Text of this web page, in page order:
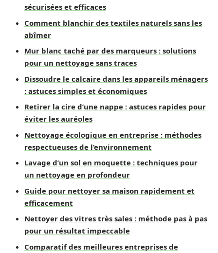
sécurisées et efficaces
Comment blanchir des textiles naturels sans les
abîmer
Mur blanc taché par des marqueurs : solutions
pour un nettoyage sans traces
Dissoudre le calcaire dans les appareils ménagers
: astuces simples et économiques
Retirer la cire d’une nappe : astuces rapides pour
éviter les auréoles
Nettoyage écologique en entreprise : méthodes
respectueuses de l’environnement
Lavage d’un sol en moquette : techniques pour
un nettoyage en profondeur
Guide pour nettoyer sa maison rapidement et
efficacement
Nettoyer des vitres très sales : méthode pas à pas
pour un résultat impeccable
Comparatif des meilleures entreprises de